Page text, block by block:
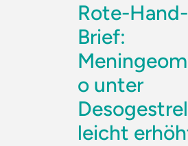
Rote-Hand-
Brief:
o unter
Desogestrel
leicht